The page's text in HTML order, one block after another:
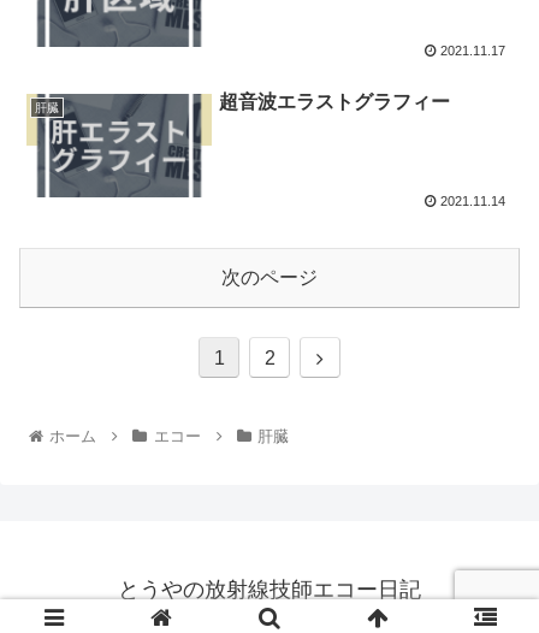
2021.11.17
肝臓 超音波エラストグラフィー
2021.11.14
次のページ
1 2
ホーム エコー 肝臓
とうやの放射線技師エコー日記
© 2021 とうやの放射線技師エコー日記.